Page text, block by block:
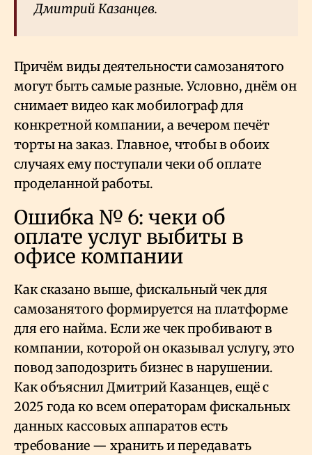
Дмитрий Казанцев.
Причём виды деятельности самозанятого
могут быть самые разные. Условно, днём он
снимает видео как мобилограф для
конкретной компании, а вечером печёт
торты на заказ. Главное, чтобы в обоих
случаях ему поступали чеки об оплате
проделанной работы.
Ошибка № 6: чеки об
оплате услуг выбиты в
офисе компании
Как сказано выше, фискальный чек для
самозанятого формируется на платформе
для его найма. Если же чек пробивают в
компании, которой он оказывал услугу, это
повод заподозрить бизнес в нарушении.
Как объяснил Дмитрий Казанцев, ещё с
2025 года ко всем операторам фискальных
данных кассовых аппаратов есть
требование — хранить и передавать